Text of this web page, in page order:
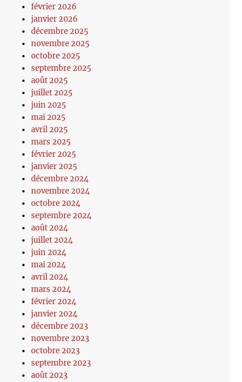
février 2026
janvier 2026
décembre 2025
novembre 2025
octobre 2025
septembre 2025
août 2025
juillet 2025
juin 2025
mai 2025
avril 2025
mars 2025
février 2025
janvier 2025
décembre 2024
novembre 2024
octobre 2024
septembre 2024
août 2024
juillet 2024
juin 2024
mai 2024
avril 2024
mars 2024
février 2024
janvier 2024
décembre 2023
novembre 2023
octobre 2023
septembre 2023
août 2023